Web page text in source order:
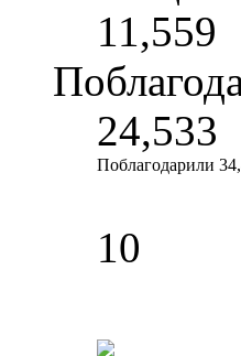
11,559
24,533
Поблагодарили
10